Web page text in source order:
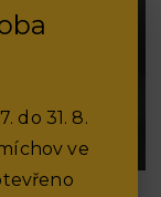
do 31. 8.
ve